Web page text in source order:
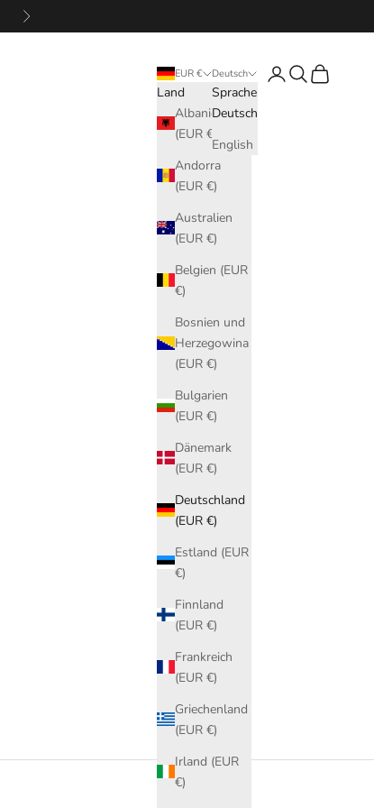
Vor
EUR €
Land
Albanien
(EUR €)
Andorra
(EUR €)
Australien
(EUR €)
Belgien (EUR
€)
Bosnien und
Herzegowina
(EUR €)
Bulgarien
(EUR €)
Dänemark
(EUR €)
Deutschland
(EUR €)
Estland (EUR
€)
Finnland
(EUR €)
Frankreich
(EUR €)
Griechenland
(EUR €)
Irland (EUR
€)
Deutsch
Sprache
Deutsch
English
Anmelden
SuchenWarenkorb